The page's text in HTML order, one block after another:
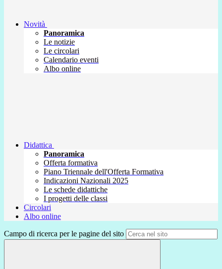
Novità
Panoramica
Le notizie
Le circolari
Calendario eventi
Albo online
Didattica
Panoramica
Offerta formativa
Piano Triennale dell'Offerta Formativa
Indicazioni Nazionali 2025
Le schede didattiche
I progetti delle classi
Circolari
Albo online
Campo di ricerca per le pagine del sito